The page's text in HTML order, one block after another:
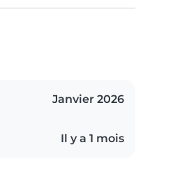
Janvier 2026
Il y a 1 mois